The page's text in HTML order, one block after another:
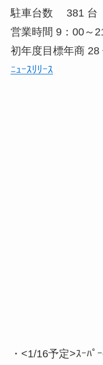
駐車台数 381 台
営業時間 9：00～
初年度目標年商 28
ﾆｭｰｽﾘﾘｰｽ
・<1/16予定>ｽｰﾊﾟ